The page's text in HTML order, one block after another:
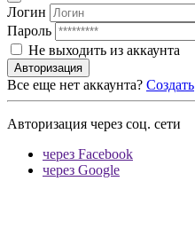
Логин
Пароль
Не выходить из аккаунта
Авторизация
Все еще нет аккаунта? Создать
Авторизация через соц. сети
через Facebook
через Google